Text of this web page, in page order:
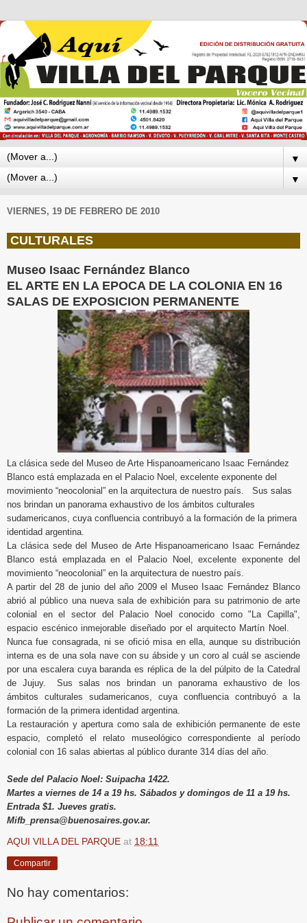
▼
▼
VIERNES, 19 DE FEBRERO DE 2010
CULTURALES
Museo Isaac Fernández Blanco
EL ARTE EN LA EPOCA DE LA COLONIA EN 16
SALAS DE EXPOSICION PERMANENTE
La clásica sede del Museo de Arte Hispanoamericano Isaac Fernández
Blanco está emplazada en el Palacio Noel, excelente exponente del
movimiento “neocolonial” en la arquitectura de nuestro país. Sus salas
nos brindan un panorama exhaustivo de los ámbitos culturales
sudamericanos, cuya confluencia contribuyó a la formación de la primera
identidad argentina.
La clásica sede del Museo de Arte Hispanoamericano Isaac Fernández
Blanco está emplazada en el Palacio Noel, excelente exponente del
movimiento “neocolonial” en la arquitectura de nuestro país.
A partir del 28 de junio del año 2009 el Museo Isaac Fernández Blanco
abrió al público una nueva sala de exhibición para su patrimonio de arte
colonial en el sector del Palacio Noel conocido como "La Capilla",
espacio escénico inmejorable diseñado por el arquitecto Martín Noel.
Nunca fue consagrada, ni se ofició misa en ella, aunque su distribución
interna es de una sola nave con su ábside y un coro al cuál se asciende
por una escalera cuya baranda es réplica de la del púlpito de la Catedral
de Jujuy. Sus salas nos brindan un panorama exhaustivo de los
ámbitos culturales sudamericanos, cuya confluencia contribuyó a la
formación de la primera identidad argentina.
La restauración y apertura como sala de exhibición permanente de este
espacio, completó el relato museológico correspondiente al período
colonial con 16 salas abiertas al público durante 314 días del año.
Sede del Palacio Noel: Suipacha 1422.
Martes a viernes de 14 a 19 hs. Sábados y domingos de 11 a 19 hs.
Entrada $1. Jueves gratis.
Mifb_prensa@buenosaires.gov.ar.
AQUI VILLA DEL PARQUE at 18:11
Compartir
No hay comentarios: